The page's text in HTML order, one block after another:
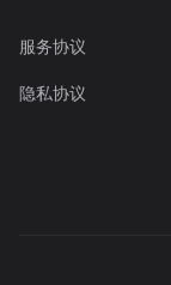
服务协议
隐私协议